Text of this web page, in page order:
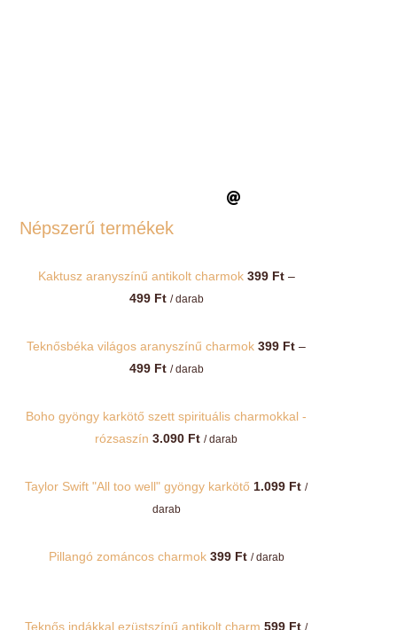
Népszerű termékek
Kaktusz aranyszínű antikolt charmok 399 Ft –
499 FtÁrtartomány:
-
499 Ft
/ darab
Teknősbéka világos aranyszínű charmok 399 Ft –
499 FtÁrtartomány:
-
499 Ft
/ darab
Boho gyöngy karkötő szett spirituális charmokkal -
rózsaszín 3.090 Ft / darab
Taylor Swift "All too well" gyöngy karkötő 1.099 Ft /
darab
Pillangó zománcos charmok 399 Ft / darab
Teknős indákkal ezüstszínű antikolt charm 599 Ft /